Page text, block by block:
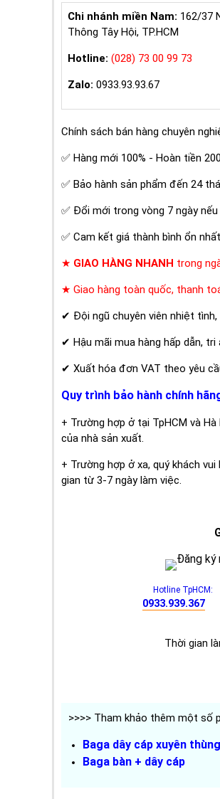
Chi nhánh miền Nam: 162/37
Thông Tây Hội, TP.HCM
Hotline: (028) 73 00 99 73
Zalo: 0933.93.93.67
Chính sách bán hàng chuyên
✅ Hàng mới 100% - Hoàn tiền
✅ Bảo hành sản phẩm đến 24
✅ Đổi mới trong vòng 7 ngày
✅ Cam kết giá thành bình ổn
★ GIAO HÀNG NHANH trong
★ Giao hàng toàn quốc, thanh
✔ Đội ngũ chuyên viên nhiệt tình,
✔ Hậu mãi mua hàng hấp dẫn,
✔ Xuất hóa đơn VAT theo yêu
Quy trình bảo hành chính
+ Trường hợp ở tại TpHCM và
của nhà sản xuất.
+ Trường hợp ở xa, quý khách
gian từ 3-7 ngày làm việc.
Hotline TpHCM:
0933.939.367
Thời gian
>>>> Tham khảo thêm một số
Baga dây cáp xuyên thùng
Baga bàn + dây cáp